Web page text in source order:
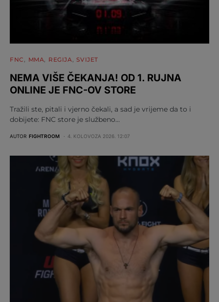
FNC MMA REGIJA SVIJET
NEMA VIŠE ČEKANJA! OD 1. RUJNA
ONLINE JE FNC-OV STORE
Tražili ste, pitali i vjerno čekali, a sad je vrijeme da to i
dobijete: FNC store je službeno…
AUTOR FIGHTROOM 4. KOLOVOZA 2026. 12:07